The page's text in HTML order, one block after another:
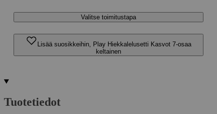
Valitse toimitustapa
Lisää suosikkeihin, Play Hiekkalelusetti Kasvot 7-osaa
keltainen
Tuotetiedot